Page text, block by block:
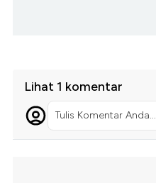
Lihat 1 komentar
Tulis Komentar Anda...